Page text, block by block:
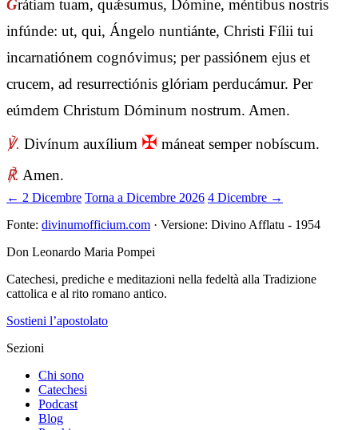
Grátiam tuam, quǽsumus, Dómine, méntibus nostris
infúnde: ut, qui, Ángelo nuntiánte, Christi Fílii tui
incarnatiónem cognóvimus; per passiónem ejus et
crucem, ad resurrectiónis glóriam perducámur. Per
eúmdem Christum Dóminum nostrum. Amen.
℣. Divínum auxílium ✠ máneat semper nobíscum.
℟. Amen.
← 2 Dicembre Torna a Dicembre 2026 4 Dicembre →
Fonte: divinumofficium.com · Versione: Divino Afflatu - 1954
Don Leonardo Maria Pompei
Catechesi, prediche e meditazioni nella fedeltà alla Tradizione
cattolica e al rito romano antico.
Sostieni l’apostolato
Sezioni
Chi sono
Catechesi
Podcast
Blog